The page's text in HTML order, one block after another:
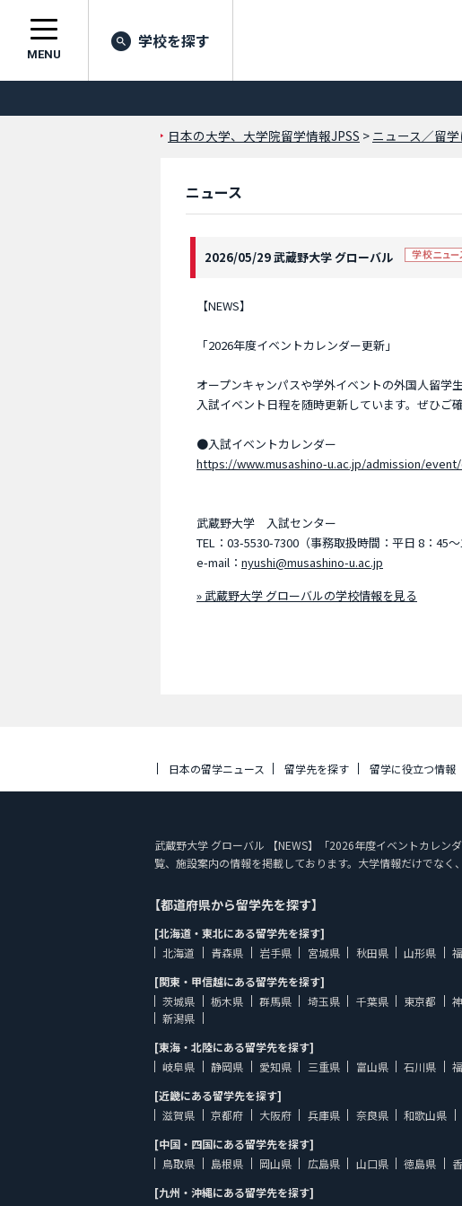
MENU
学校を探す
日本の大学、大学院留学情報JPSS > ニュース／留
ニュース
2026/05/29 武蔵野大学 グローバル
【NEWS】
「2026年度イベントカレンダー更新」
オープンキャンパスや学外イベントの外国人留学
入試イベント日程を随時更新しています。ぜひご確
●入試イベントカレンダー
https://www.musashino-u.ac.jp/admission/
武蔵野大学 入試センター
TEL：03-5530-7300（事務取扱時間：平日 8：45
e-mail： nyushi@musashino-u.ac.jp
» 武蔵野大学 グローバルの学校情報を見る
日本の留学ニュース 留学先を探す 留学に役立つ情報
武蔵野大学 グローバル 【NEWS】「2026年度イベントカレン
覧、施設案内の情報を掲載しております。大学情報だけでな
【都道府県から留学先を探す】
[北海道・東北にある留学先を探す]
北海道
青森県 岩手県 宮城県 秋田県 山形県
[関東・甲信越にある留学先を探す]
茨城県
栃木県 群馬県 埼玉県 千葉県 東京都
新潟県
[東海・北陸にある留学先を探す]
岐阜県
静岡県 愛知県 三重県 富山県 石川県
[近畿にある留学先を探す]
滋賀県
京都府 大阪府 兵庫県 奈良県
和歌山県
[中国・四国にある留学先を探す]
鳥取県
島根県 岡山県 広島県 山口県 徳島県
[九州・沖縄にある留学先を探す]